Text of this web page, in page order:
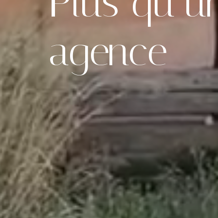
agence